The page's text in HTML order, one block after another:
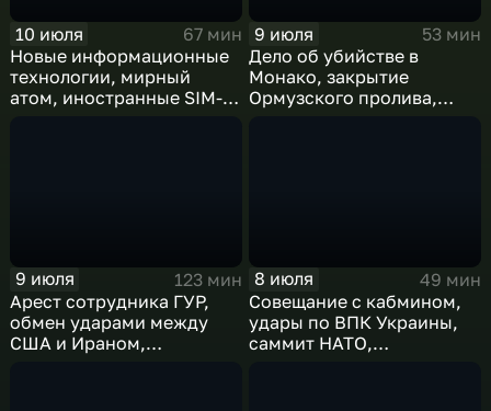
10 июля
67 мин
Новые информационные
технологии, мирный
атом, иностранные SIM-
9 июля
53 мин
Дело об убийстве в
Монако, закрытие
Ормузского пролива,
9 июля
123 мин
Арест сотрудника ГУР,
обмен ударами между
США и Ираном,
8 июля
49 мин
Совещание с кабмином,
удары по ВПК Украины,
саммит НАТО,